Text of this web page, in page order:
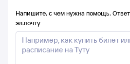
Напишите, с чем нужна помощь.
эл.почту